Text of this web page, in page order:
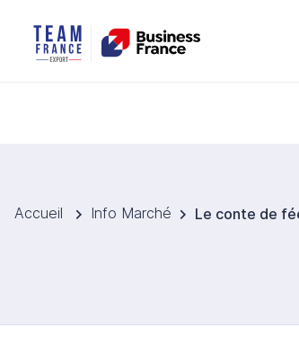
Accueil Info Marché